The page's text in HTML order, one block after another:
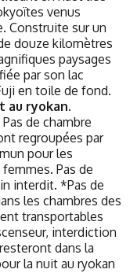
venus
Construite sur un
douze kilomètres
paysages
par son lac
en toile de fond.
au ryokan.
de chambre
regroupées par
pour les
Pas de
interdit. *Pas de
les chambres des
transportables
interdiction
dans la
la nuit au ryokan